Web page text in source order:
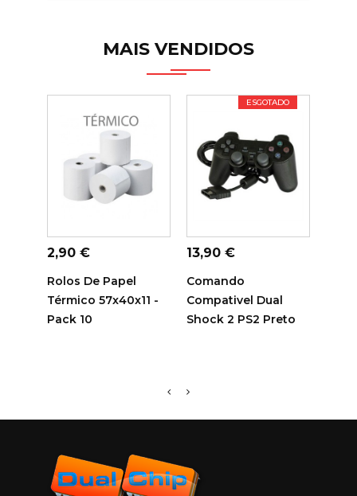
MAIS VENDIDOS
CARRINHO
Preço
2,90 €
Rolos De Papel
Térmico 57x40x11 -
Pack 10
ESGOTADO
CARRINHO
Preço
13,90 €
Comando
Compativel Dual
Shock 2 PS2 Preto